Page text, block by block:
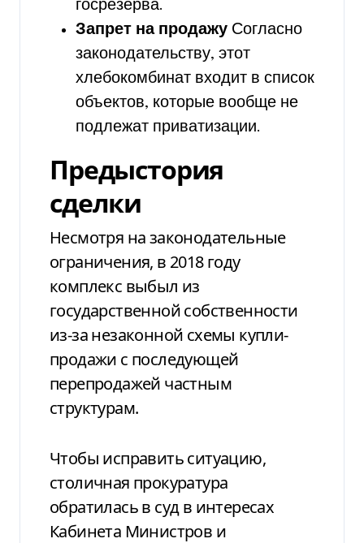
госрезерва.
Запрет на продажу Согласно
законодательству, этот
хлебокомбинат входит в список
объектов, которые вообще не
подлежат приватизации.
Предыстория
сделки
Несмотря на законодательные
ограничения, в 2018 году
комплекс выбыл из
государственной собственности
из-за незаконной схемы купли-
продажи с последующей
перепродажей частным
структурам.
Чтобы исправить ситуацию,
столичная прокуратура
обратилась в суд в интересах
Кабинета Министров и